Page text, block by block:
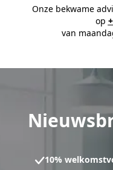
Onze bekwame
op
van
10%